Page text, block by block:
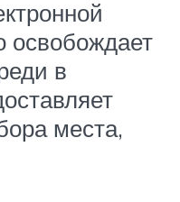
освобождает
в
места,